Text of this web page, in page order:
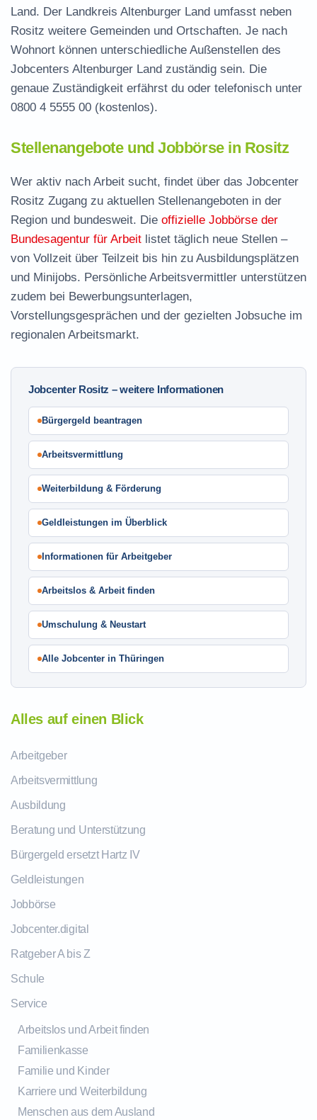
Land. Der Landkreis Altenburger Land umfasst neben
Rositz weitere Gemeinden und Ortschaften. Je nach
Wohnort können unterschiedliche Außenstellen des
Jobcenters Altenburger Land zuständig sein. Die
genaue Zuständigkeit erfährst du oder telefonisch unter
0800 4 5555 00 (kostenlos).
Stellenangebote und Jobbörse in Rositz
Wer aktiv nach Arbeit sucht, findet über das Jobcenter
Rositz Zugang zu aktuellen Stellenangeboten in der
Region und bundesweit. Die offizielle Jobbörse der
Bundesagentur für Arbeit listet täglich neue Stellen –
von Vollzeit über Teilzeit bis hin zu Ausbildungsplätzen
und Minijobs. Persönliche Arbeitsvermittler unterstützen
zudem bei Bewerbungsunterlagen,
Vorstellungsgesprächen und der gezielten Jobsuche im
regionalen Arbeitsmarkt.
Jobcenter Rositz – weitere Informationen
Bürgergeld beantragen
Arbeitsvermittlung
Weiterbildung & Förderung
Geldleistungen im Überblick
Informationen für Arbeitgeber
Arbeitslos & Arbeit finden
Umschulung & Neustart
Alle Jobcenter in Thüringen
Alles auf einen Blick
Arbeitgeber
Arbeitsvermittlung
Ausbildung
Beratung und Unterstützung
Bürgergeld ersetzt Hartz IV
Geldleistungen
Jobbörse
Jobcenter.digital
Ratgeber A bis Z
Schule
Service
Arbeitslos und Arbeit finden
Familienkasse
Familie und Kinder
Karriere und Weiterbildung
Menschen aus dem Ausland